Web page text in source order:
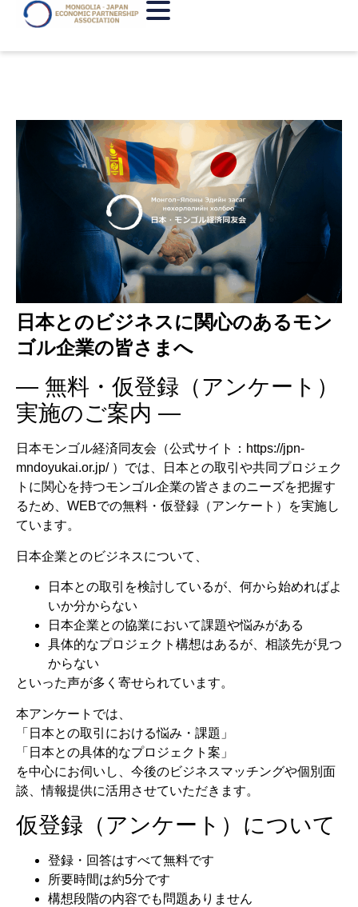
日本とのビジネスに関心のあるモン
ゴル企業の皆さまへ
― 無料・仮登録（アンケート）
実施のご案内 ―
日本モンゴル経済同友会（公式サイト： https://jpn-
mndoyukai.or.jp/ ）では、日本との取引や共同プロジェク
トに関心を持つモンゴル企業の皆さまのニーズを把握す
るため、WEBでの無料・仮登録（アンケート）を実施し
ています。
日本企業とのビジネスについて、
日本との取引を検討しているが、何から始めればよ
いか分からない
日本企業との協業において課題や悩みがある
具体的なプロジェクト構想はあるが、相談先が見つ
からない
といった声が多く寄せられています。
本アンケートでは、
「日本との取引における悩み・課題」
「日本との具体的なプロジェクト案」
を中心にお伺いし、今後のビジネスマッチングや個別面
談、情報提供に活用させていただきます。
仮登録（アンケート）について
登録・回答はすべて無料です
所要時間は約5分です
構想段階の内容でも問題ありません